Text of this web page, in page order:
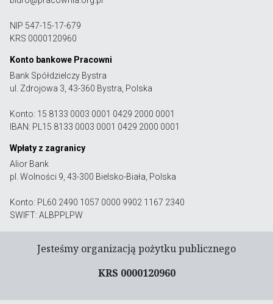
NIP 547-15-17-679
KRS 0000120960
Konto bankowe Pracowni
Bank Spółdzielczy Bystra
ul. Zdrojowa 3, 43-360 Bystra, Polska
Konto: 15 8133 0003 0001 0429 2000 0001
IBAN: PL15 8133 0003 0001 0429 2000 0001
Wpłaty z zagranicy
Alior Bank
pl. Wolności 9, 43-300 Bielsko-Biała, Polska
Konto: PL60 2490 1057 0000 9902 1167 2340
SWIFT: ALBPPLPW
Jesteśmy organizacją pożytku publicznego
KRS 0000120960